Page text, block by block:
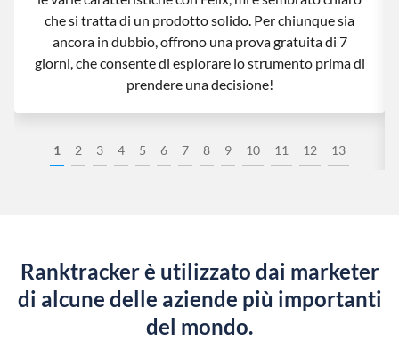
1 2 3 4 5 6 7 8 9 10 11 12 13
che si tratta di un prodotto solido. Per chiunque sia
ancora in dubbio, offrono una prova gratuita di 7
giorni, che consente di esplorare lo strumento prima di
prendere una decisione!
Ranktracker è utilizzato dai marketer
di alcune delle aziende più importanti
del mondo.